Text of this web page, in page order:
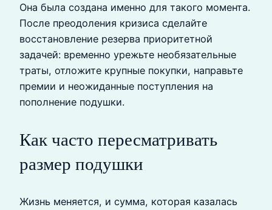
Она была создана именно для такого момента.
После преодоления кризиса сделайте
восстановление резерва приоритетной
задачей: временно урежьте необязательные
траты, отложите крупные покупки, направьте
премии и неожиданные поступления на
пополнение подушки.
Как часто пересматривать
размер подушки
Жизнь меняется, и сумма, которая казалась